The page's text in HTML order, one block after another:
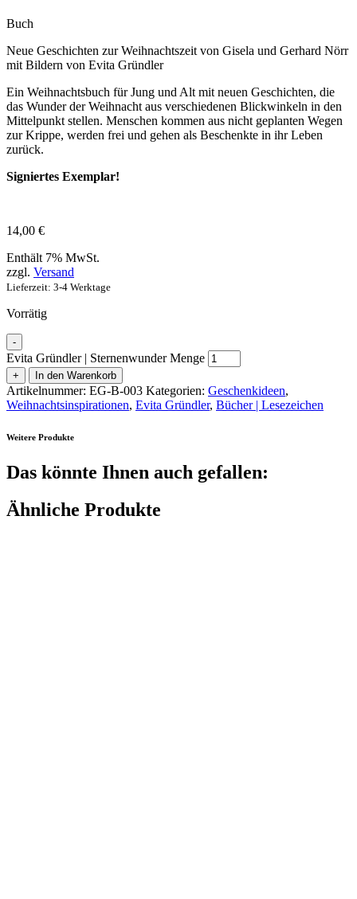
Buch
Neue Geschichten zur Weihnachtszeit von Gisela und Gerhard Nörr
mit Bildern von Evita Gründler
Ein Weihnachtsbuch für Jung und Alt mit neuen Geschichten, die
das Wunder der Weihnacht aus verschiedenen Blickwinkeln in den
Mittelpunkt stellen. Menschen kommen aus nicht geplanten Wegen
zur Krippe, werden frei und gehen als Beschenkte in ihr Leben
zurück.
Signiertes Exemplar!
14,00 €
Enthält 7% MwSt.
zzgl. Versand
Lieferzeit: 3-4 Werktage
Vorrätig
-
Evita Gründler | Sternenwunder Menge
+ In den Warenkorb
Artikelnummer: EG-B-003 Kategorien: Geschenkideen,
Weihnachtsinspirationen, Evita Gründler, Bücher | Lesezeichen
Weitere Produkte
Das könnte Ihnen auch gefallen:
Ähnliche Produkte